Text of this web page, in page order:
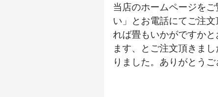
当店のホームページを
い」とお電話にてご注
れば畳もいかがですか
ます、とご注文頂きま
りました。ありがとうご